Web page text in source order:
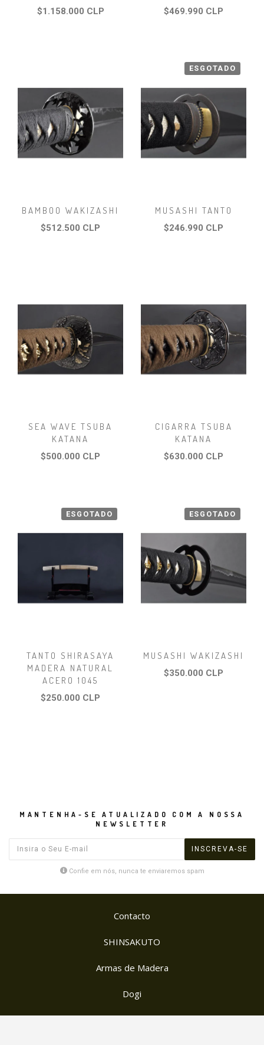
$1.158.000 CLP $469.990 CLP
BAMBOO WAKIZASHI
$512.500 CLP
ESGOTADO
MUSASHI TANTO
$246.990 CLP
SEA WAVE TSUBA
KATANA
$500.000 CLP
CIGARRA TSUBA
KATANA
$630.000 CLP
ESGOTADO
TANTO SHIRASAYA
MADERA NATURAL
ACERO 1045
$250.000 CLP
ESGOTADO
MUSASHI WAKIZASHI
$350.000 CLP
MANTENHA-SE ATUALIZADO COM A NOSSA
NEWSLETTER
Confie em nós, nunca te enviaremos spam
Contacto
SHINSAKUTO
Armas de Madera
Dogi